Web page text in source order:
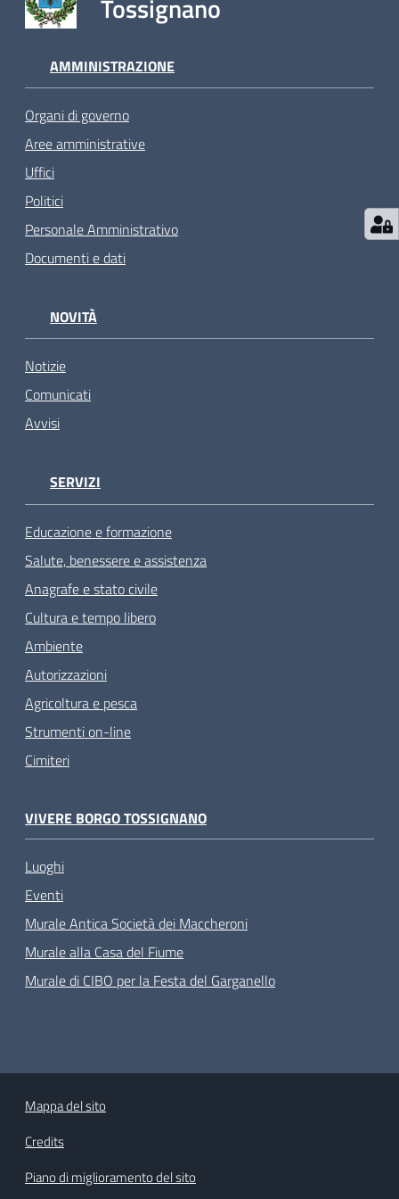
Tossignano
AMMINISTRAZIONE
Organi di governo
Aree amministrative
Uffici
Politici
Personale Amministrativo
Documenti e dati
NOVITÀ
Notizie
Comunicati
Avvisi
SERVIZI
Educazione e formazione
Salute, benessere e assistenza
Anagrafe e stato civile
Cultura e tempo libero
Ambiente
Autorizzazioni
Agricoltura e pesca
Strumenti on-line
Cimiteri
VIVERE BORGO TOSSIGNANO
Luoghi
Eventi
Murale Antica Società dei Maccheroni
Murale alla Casa del Fiume
Murale di CIBO per la Festa del Garganello
Mappa del sito
Credits
Piano di miglioramento del sito